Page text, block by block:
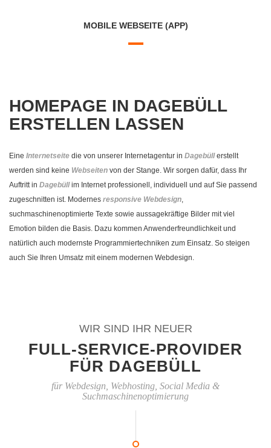
MOBILE WEBSEITE (APP)
HOMEPAGE IN DAGEBÜLL
ERSTELLEN LASSEN
Eine Internetseite die von unserer Internetagentur in Dagebüllerstellt
werden sind keine Webseiten von der Stange. Wir sorgen dafür, dass Ihr
Auftritt in Dagebüll im Internet professionell, individuell und auf Sie passend
zugeschnitten ist. Modernes responsive Webdesign,
suchmaschinenoptimierte Texte sowie aussagekräftige Bilder mit viel
Emotion bilden die Basis. Dazu kommen Anwenderfreundlichkeit und
natürlich auch modernste Programmiertechniken zum Einsatz. So steigen
auch Sie Ihren Umsatz mit einem modernen Webdesign.
WIR SIND IHR NEUER
FULL-SERVICE-PROVIDER
FÜR DAGEBÜLL
für Webdesign, Webhosting, Social Media &
Suchmaschinenoptimierung